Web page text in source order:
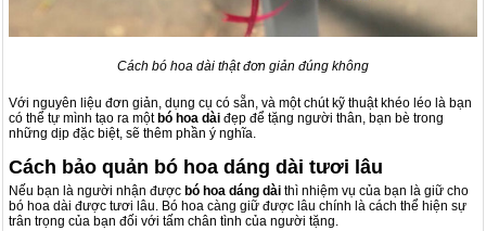
Cách bó hoa dài thật đơn giản đúng không
Với nguyên liệu đơn giản, dụng cụ có sẵn, và một chút kỹ thuật khéo léo là bạn
có thể tự mình tạo ra mộtbó hoa dài đẹp để tặng người thân, bạn bè trong
những dịp đặc biệt, sẽ thêm phần ý nghĩa.
Cách bảo quản bó hoa dáng dài tươi lâu
Nếu bạn là người nhận được bó hoa dáng dài thì nhiệm vụ của bạn là giữ cho
bó hoa dài được tươi lâu. Bó hoa càng giữ được lâu chính là cách thể hiện sự
trân trọng của bạn đối với tấm chân tình của người tặng.